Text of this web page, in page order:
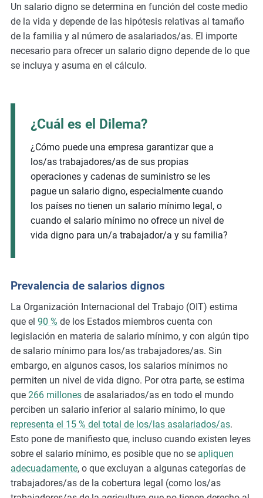
Un salario digno se determina en función del coste medio
de la vida y depende de las hipótesis relativas al tamaño
de la familia y al número de asalariados/as. El importe
necesario para ofrecer un salario digno depende de lo que
se incluya y asuma en el cálculo.
¿Cuál es el Dilema?
¿Cómo puede una empresa garantizar que a
los/as trabajadores/as de sus propias
operaciones y cadenas de suministro se les
pague un salario digno, especialmente cuando
los países no tienen un salario mínimo legal, o
cuando el salario mínimo no ofrece un nivel de
vida digno para un/a trabajador/a y su familia?
Prevalencia de salarios dignos
La Organización Internacional del Trabajo (OIT) estima
que el 90 % de los Estados miembros cuenta con
legislación en materia de salario mínimo, y con algún tipo
de salario mínimo para los/as trabajadores/as. Sin
embargo, en algunos casos, los salarios mínimos no
permiten un nivel de vida digno. Por otra parte, se estima
que 266 millonesde asalariados/as en todo el mundo
perciben un salario inferior al salario mínimo, lo que
representa el 15 % del total de los/las asalariados/as.
Esto pone de manifiesto que, incluso cuando existen leyes
sobre el salario mínimo, es posible que no se apliquen
adecuadamente, o que excluyan a algunas categorías de
trabajadores/as de la cobertura legal (como los/as